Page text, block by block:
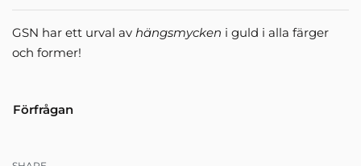
GSN har ett urval av hängsmycken i guld i alla färger
och former!
Förfrågan